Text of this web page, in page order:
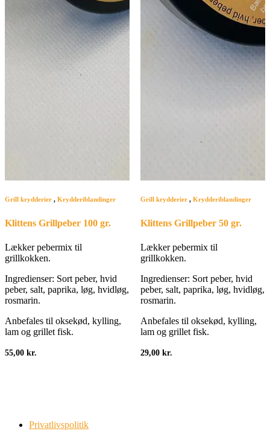
Grill krydderier , Krydderiblandinger
Klittens Grillpeber 100 gr.
Lækker pebermix til
grillkokken.
Ingredienser: Sort peber, hvid
peber, salt, paprika, løg, hvidløg,
rosmarin.
Anbefales til oksekød, kylling,
lam og grillet fisk.
55,00 kr.
Grill krydderier, Krydderiblandinger
Klittens Grillpeber 50 gr.
Lækker pebermix til
grillkokken.
Ingredienser: Sort peber, hvid
peber, salt, paprika, løg, hvidløg,
rosmarin.
Anbefales til oksekød, kylling,
lam og grillet fisk.
29,00 kr.
Privatlivspolitik